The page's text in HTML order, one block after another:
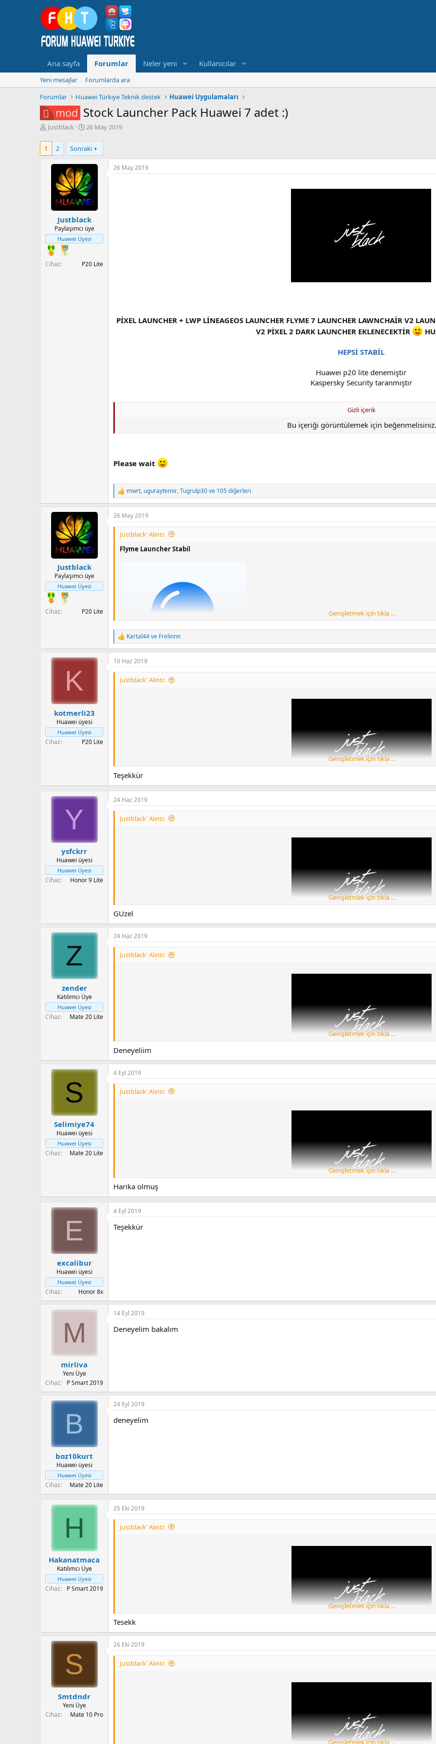
Ana sayfa Forumlar Neler yeni Kullanıcılar
Yeni mesajlar
Forumlarda ara
Forumlar
Huawei Türkiye Teknik destek Huawei Uygulamaları
mod Stock Launcher Pack Huawei 7 adet :)
K
n
n
Justblack
B
ş
l
n
g
ı
ç
t
r
i
h
26 May 2019
1 2 Sonraki
Justblack
Paylaşımcı üye
Huawei Üyesi
Cihaz P20 Lite
26 May 2019
PİXEL LAUNCHER + LWP LİNEAGEOS LAUNCHER FLYME 7 LAUNCHER LAWNCHAİR V2
V2 PİXEL 2 DARK LAUNCHER EKLENECEKTİR
HEPSİ STABİL
Huawei p20 lite denemiştir
Kaspersky Security taranmıştır
Gizli içerik
Bu içeriği görüntülemek için beğenmelisiniz.
Please wait
T
e
p
k
i
e
mwrt, uguraytemir,Tugrulp30ve 105 diğerleri
Justblack
Paylaşımcı üye
Huawei Üyesi
Cihaz P20 Lite
26 May 2019
Justblack' Alıntı:
Flyme Launcher Stabil
Genişletmek için tıkla ...
T
e
p
k
i
e
Kartal44ve Frelinnn
K
kotmerli23
Huawei üyesi
Huawei Üyesi
Cihaz P20 Lite
10 Haz 2019
Justblack' Alıntı:
Huawei p20 lite denemiştir
Kaspersky Security taranmıştır
[Gizli içerik]
Please wait
Genişletmek için tıkla ...
Teşekkür
Y
ysfckrr
Huawei üyesi
Huawei Üyesi
Cihaz Honor 9 Lite
24 Haz 2019
Justblack' Alıntı:
LAUNCHER EKLENECEKTİR
HUAWEI
Huawei p20 lite denemiştir
Kaspersky Security taranmıştır
[Gizli içerik]
Please wait
Genişletmek için tıkla ...
GUzel
Z
zender
Katılımcı Üye
Huawei Üyesi
Cihaz Mate 20 Lite
24 Haz 2019
Justblack' Alıntı:
LAUNCHER EKLENECEKTİR
HUAWEI
Huawei p20 lite denemiştir
Kaspersky Security taranmıştır
[Gizli içerik]
Please wait
Genişletmek için tıkla ...
Deneyeliim
S
Selimiye74
Huawei üyesi
Huawei Üyesi
Cihaz Mate 20 Lite
4 Eyl 2019
Justblack' Alıntı:
[Gizli içerik]
Please wait
Genişletmek için tıkla ...
Harika olmuş
E
excalibur
Huawei üyesi
Huawei Üyesi
Cihaz Honor 8x
4 Eyl 2019
Teşekkür
M
mirliva
Yeni Üye
Cihaz
P Smart 2019
14 Eyl 2019
Deneyelim bakalım
B
boz10kurt
Huawei üyesi
Huawei Üyesi
Cihaz Mate 20 Lite
24 Eyl 2019
deneyelim
H
Hakanatmaca
Katılımcı Üye
Huawei Üyesi
Cihaz P Smart 2019
25 Eki 2019
Justblack' Alıntı:
LAUNCHER EKLENECEKTİR
HUAWEI
Huawei p20 lite denemiştir
Kaspersky Security taranmıştır
Genişletmek için tıkla ...
Tesekk
S
Smtdndr
Yeni Üye
Cihaz
Mate 10 Pro
26 Eki 2019
Justblack' Alıntı:
Genişletmek için tıkla ...